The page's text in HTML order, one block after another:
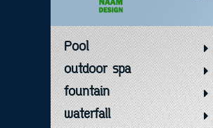
Pool
outdoor spa
fountain
waterfall